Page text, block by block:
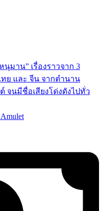
มาน” เรื่องราวจาก 3
ทย และ จีน จากตำนาน
จนมีชื่อเสียงโด่งดังไปทั่ว